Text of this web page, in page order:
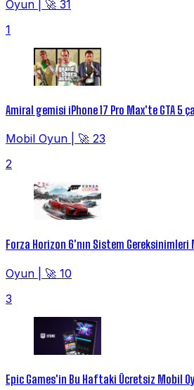
Oyun
🚀 31
1
Amiral gemisi iPhone 17 Pro Max'te GTA 5
Mobil Oyun
🚀 23
2
Forza Horizon 6'nın Sistem Gereksinimleri
Oyun
🚀 10
3
Epic Games'in Bu Haftaki Ücretsiz Mobil